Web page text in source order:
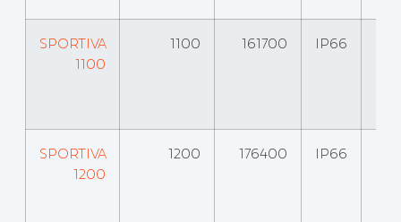
SPORTIVA
1100
1100 161700 IP66
SPORTIVA
1200
1200 176400 IP66